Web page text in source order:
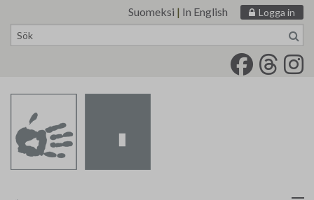
Suomeksi | In English Logga in